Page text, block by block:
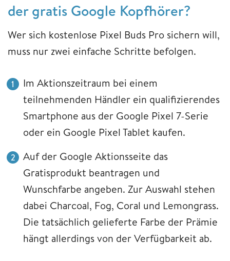
der gratis Google Kopfhörer?
Wer sich kostenlose Pixel Buds Pro sichern will,
muss nur zwei einfache Schritte befolgen.
Im Aktionszeitraum bei einem
teilnehmenden Händler ein qualifizierendes
Smartphone aus der Google Pixel 7-Serie
oder ein Google Pixel Tablet kaufen.
Auf der Google Aktionsseite das
Gratisprodukt beantragen und
Wunschfarbe angeben. Zur Auswahl stehen
dabei Charcoal, Fog, Coral und Lemongrass.
Die tatsächlich gelieferte Farbe der Prämie
hängt allerdings von der Verfügbarkeit ab.